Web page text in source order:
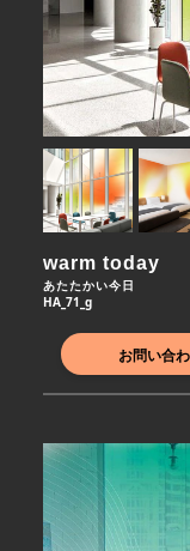
warm today
あたたかい今日
HA_71_g
お問い合